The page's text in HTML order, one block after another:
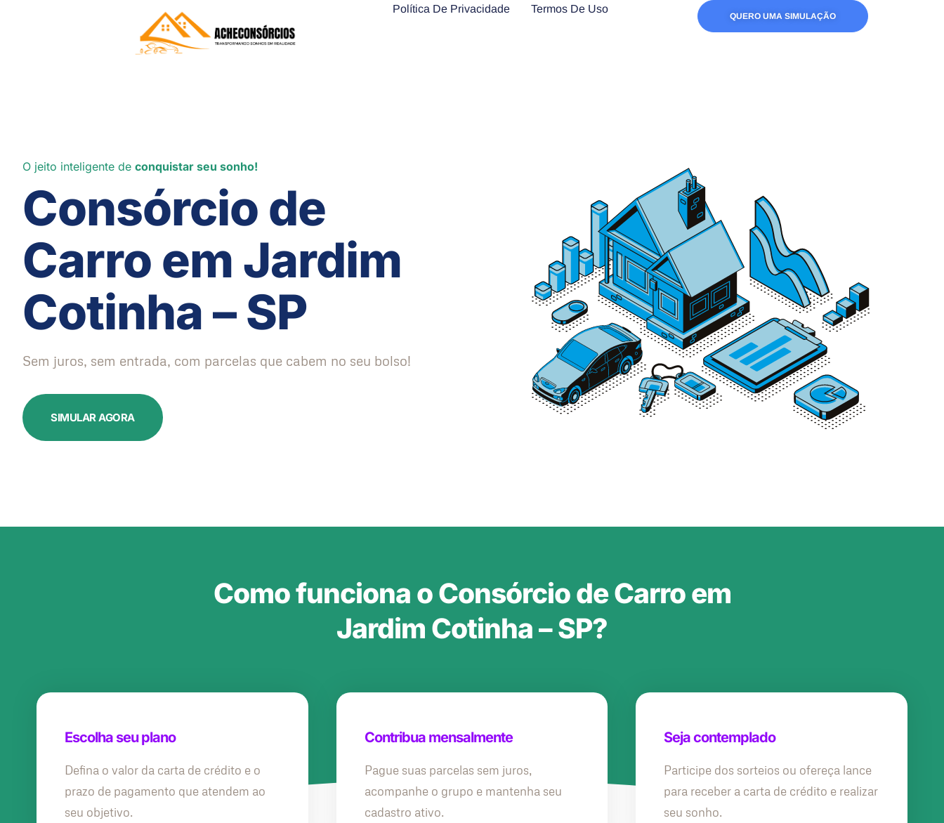
Política De Privacidade Termos De Uso
QUERO UMA SIMULAÇÃO
O jeito inteligente de conquistar seu sonho!
Consórcio de
Carro em Jardim
Cotinha – SP
Sem juros, sem entrada, com parcelas que cabem no seu bolso!
SIMULAR AGORA
Como funciona o Consórcio de Carro em
Jardim Cotinha – SP?
Escolha seu plano
Defina o valor da carta de crédito e o
prazo de pagamento que atendem ao
seu objetivo.
Contribua mensalmente
Pague suas parcelas sem juros,
acompanhe o grupo e mantenha seu
cadastro ativo.
Seja contemplado
Participe dos sorteios ou ofereça lance
para receber a carta de crédito e realizar
seu sonho.